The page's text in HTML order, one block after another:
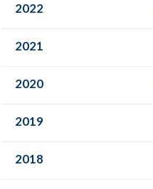
2022
2021
2020
2019
2018